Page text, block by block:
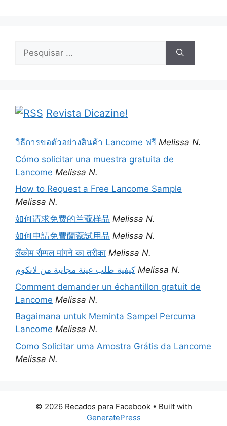
Pesquisar
Revista Dicazine!
วิธีการขอตัวอย่างสินค้า Lancome ฟรี Melissa N.
Cómo solicitar una muestra gratuita de
Lancome Melissa N.
How to Request a Free Lancome Sample
Melissa N.
如何请求免费的兰蔻样品 Melissa N.
如何申請免費蘭蔻試用品 Melissa N.
लैंकोम सैम्पल मांगने का तरीका Melissa N.
كيفية طلب عينة مجانية من لانكوم Melissa N.
Comment demander un échantillon gratuit de
Lancome Melissa N.
Bagaimana untuk Meminta Sampel Percuma
Lancome Melissa N.
Como Solicitar uma Amostra Grátis da Lancome
Melissa N.
© 2026 Recados para Facebook• Built with
GeneratePress